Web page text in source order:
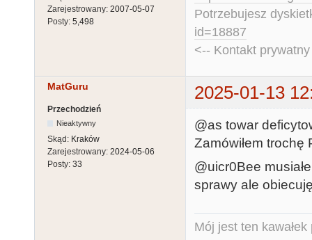
Zarejestrowany: 2007-05-07
Posty: 5,498
Potrzebujesz
id=18887
<-- Kontakt
MatGuru 2025-01-13
Przechodzień
Nieaktywny
Skąd: Kraków
Zarejestrowany: 2024-05-06
Posty: 33
@as towar
Zamówiłem
@uicr0Bee
sprawy ale
Mój jest ten kawałek